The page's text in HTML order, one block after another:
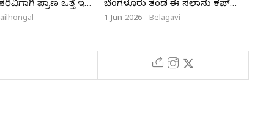
ಪ್ರಾಣ ಒತ್ತೆ ಇಟ್ಟ
ಬೆಂಗಳೂರು ತಂಡ ಈ ಸಲಾನು ಕಪ್
ನಮ್ದೆ
1 Jun 2026 Belagavi